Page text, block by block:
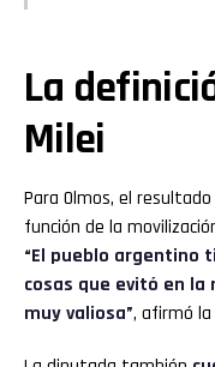
La
Milei
Para Olmos, el
función de la
“El pueblo argentino
cosas que evitó en la
muy valiosa”, afirmó la